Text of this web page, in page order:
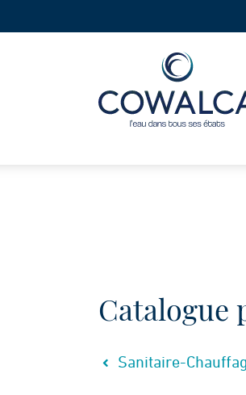
Catalogue
Sanitaire-